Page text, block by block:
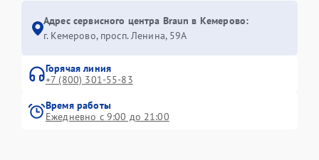
Адрес сервисного центра Braun в Кемерово:
г. Кемерово, просп. Ленина, 59А
Горячая линия
+7 (800) 301-55-83
Время работы
Ежедневно с 9:00 до 21:00